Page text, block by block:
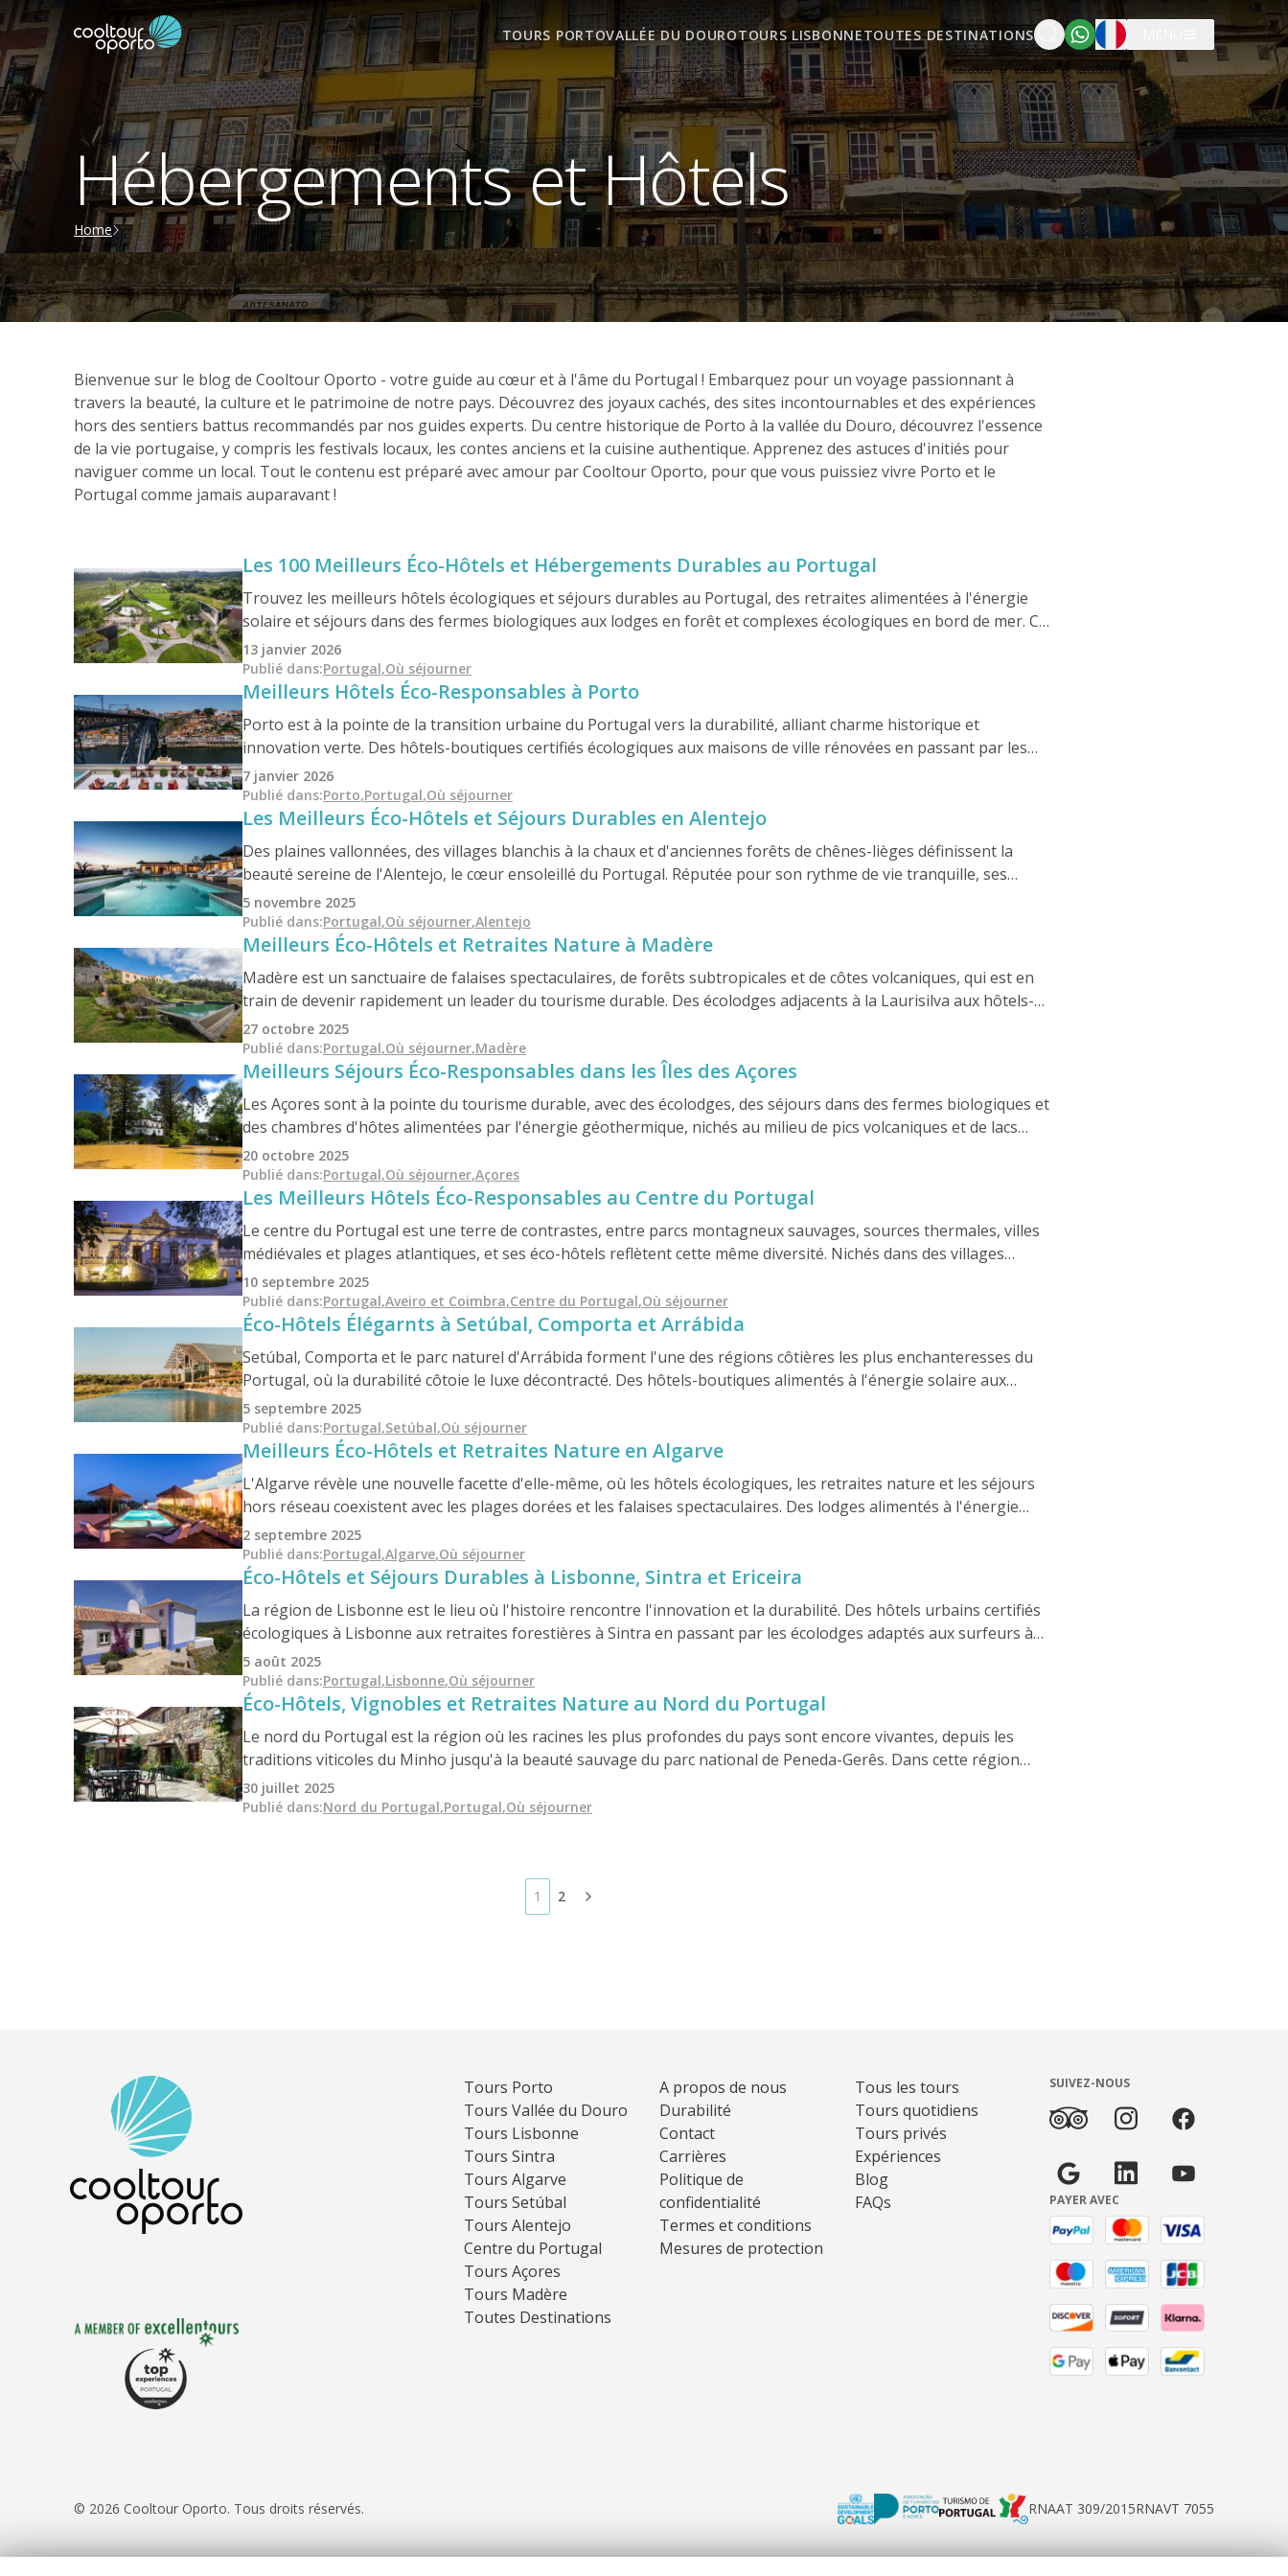
TOURS PORTOVALLÉE DU DOUROTOURS LISBONNETOUTES DESTINATIONS Français
Hébergements et Hôtels
Home
Bienvenue sur le blog de Cooltour Oporto - votre guide au cœur et à l'âme du Portugal ! Embarquez pour un voyage passionnant à
travers la beauté, la culture et le patrimoine de notre pays. Découvrez des joyaux cachés, des sites incontournables et des expériences
hors des sentiers battus recommandés par nos guides experts. Du centre historique de Porto à la vallée du Douro, découvrez l'essence
de la vie portugaise, y compris les festivals locaux, les contes anciens et la cuisine authentique. Apprenez des astuces d'initiés pour
naviguer comme un local. Tout le contenu est préparé avec amour par Cooltour Oporto, pour que vous puissiez vivre Porto et le
Portugal comme jamais auparavant !
Les 100 Meilleurs Éco-Hôtels et Hébergements Durables au Portugal
Trouvez les meilleurs hôtels écologiques et séjours durables au Portugal, des retraites alimentées à l'énergie
solaire et séjours dans des fermes biologiques aux lodges en forêt et complexes écologiques en bord de mer. Ce
guide sélectionné comprend 100 hébergements triés sur le volet dans toutes les régions, vous aidant à voyager
de manière responsable sans renoncer au confort ou au style.
13 janvier 2026
Publié dans:Portugal,Où séjourner
Meilleurs Hôtels Éco-Responsables à Porto
Porto est à la pointe de la transition urbaine du Portugal vers la durabilité, alliant charme historique et
innovation verte. Des hôtels-boutiques certifiés écologiques aux maisons de ville rénovées en passant par les
retraites au bord du fleuve, la ville offre aux voyageurs conscients des hébergements élégants et responsables.
Que vous exploriez des quartiers sans voiture ou profitiez d'un jardin sur le toit avec vue sur le Douro, Porto
prouve que durabilité et culture vont de pair.
7 janvier 2026
Publié dans:Porto,Portugal,Où séjourner
Les Meilleurs Éco-Hôtels et Séjours Durables en Alentejo
Des plaines vallonnées, des villages blanchis à la chaux et d'anciennes forêts de chênes-lièges définissent la
beauté sereine de l'Alentejo, le cœur ensoleillé du Portugal. Réputée pour son rythme de vie tranquille, ses
traditions profondément enracinées et ses vins primés, cette région offre une escapade spirituelle aux
voyageurs en quête d'espace, de silence et de durabilité. Des oliveraies aux fermes biologiques en passant par
les complexes hôteliers écologiques nichés au milieu des champs dorés, l'Alentejo est un paradis pour les
5 novembre 2025
Publié dans:Portugal,Où séjourner,Alentejo
Meilleurs Éco-Hôtels et Retraites Nature à Madère
Madère est un sanctuaire de falaises spectaculaires, de forêts subtropicales et de côtes volcaniques, qui est en
train de devenir rapidement un leader du tourisme durable. Des écolodges adjacents à la Laurisilva aux hôtels-
boutiques avec vue sur l'océan et conception à impact zéro, cette île paradisiaque offre aux voyageurs conscients
un mélange unique de confort, de conservation et de beauté sauvage.
27 octobre 2025
Publié dans:Portugal,Où séjourner,Madère
Meilleurs Séjours Éco-Responsables dans les Îles des Açores
Les Açores sont à la pointe du tourisme durable, avec des écolodges, des séjours dans des fermes biologiques et
des chambres d'hôtes alimentées par l'énergie géothermique, nichés au milieu de pics volcaniques et de lacs
émeraude. Des excursions respectueuses des baleines aux hôtels certifiés Biosphère, cet archipel isolé de
l'Atlantique offre aux amoureux de la nature la possibilité d'explorer l'un des environnements les plus préservés
d'Europe, de manière responsable et régénératrice.
20 octobre 2025
Publié dans:Portugal,Où séjourner,Açores
Les Meilleurs Hôtels Éco-Responsables au Centre du Portugal
Le centre du Portugal est une terre de contrastes, entre parcs montagneux sauvages, sources thermales, villes
médiévales et plages atlantiques, et ses éco-hôtels reflètent cette même diversité. Nichés dans des villages
schisteux ou situés dans des fermes biologiques, ces hébergements durables offrent une alternative tranquille
au tourisme de masse, ancrée dans la culture locale, la nature et les valeurs du slow travel.
10 septembre 2025
Publié dans:Portugal,Aveiro et Coimbra,Centre du Portugal,Où séjourner
Éco-Hôtels Élégarnts à Setúbal, Comporta et Arrábida
Setúbal, Comporta et le parc naturel d'Arrábida forment l'une des régions côtières les plus enchanteresses du
Portugal, où la durabilité côtoie le luxe décontracté. Des hôtels-boutiques alimentés à l'énergie solaire aux
lodges naturels nichés au cœur des forêts de pins et des rizières, ces hébergements écologiques reflètent
l'équilibre entre sophistication et simplicité qui caractérise la région. Idéal pour un voyage lent et conscient.
5 septembre 2025
Publié dans:Portugal,Setúbal,Où séjourner
Meilleurs Éco-Hôtels et Retraites Nature en Algarve
L'Algarve révèle une nouvelle facette d'elle-même, où les hôtels écologiques, les retraites nature et les séjours
hors réseau coexistent avec les plages dorées et les falaises spectaculaires. Des lodges alimentés à l'énergie
solaire dans la campagne aux maisons d'hôtes durables près des lagunes protégées, cette région du sud
redéfinit les escapades soleil et mer avec un objectif précis. Pour les voyageurs à la recherche d'un séjour à faible
impact et hautement gratifiant, ces hébergements écologiques offrent un équilibre parfait entre nature, confort
2 septembre 2025
Publié dans:Portugal,Algarve,Où séjourner
Éco-Hôtels et Séjours Durables à Lisbonne, Sintra et Ericeira
La région de Lisbonne est le lieu où l'histoire rencontre l'innovation et la durabilité. Des hôtels urbains certifiés
écologiques à Lisbonne aux retraites forestières à Sintra en passant par les écolodges adaptés aux surfeurs à
Ericeira, cette région allie le charme urbain, le patrimoine culturel et la nature côtière à un engagement croissant
en faveur du tourisme responsable.
5 août 2025
Publié dans:Portugal,Lisbonne,Où séjourner
Éco-Hôtels, Vignobles et Retraites Nature au Nord du Portugal
Le nord du Portugal est la région où les racines les plus profondes du pays sont encore vivantes, depuis les
traditions viticoles du Minho jusqu'à la beauté sauvage du parc national de Peneda-Gerês. Dans cette région
préservée, les hôtels écologiques, les vignobles durables et les retraites hors réseau offrent aux voyageurs un
moyen authentique et respectueux de l'environnement d'explorer les montagnes, les rivières et les villages
30 juillet 2025
Publié dans:Nord du Portugal,Portugal,Où séjourner
1 2
Tours Porto
Tours Vallée du Douro
Tours Lisbonne
Tours Sintra
Tours Algarve
Tours Setúbal
Tours Alentejo
Centre du Portugal
Tours Açores
Tours Madère
Toutes Destinations
A propos de nous
Durabilité
Contact
Carrières
Politique de
confidentialité
Termes et conditions
Mesures de protection
Tous les tours
Tours quotidiens
Tours privés
Expériences
Blog
FAQs
SUIVEZ-NOUS
PAYER AVEC
© 2026 Cooltour Oporto. Tous droits réservés. RNAAT 309/2015RNAVT 7055